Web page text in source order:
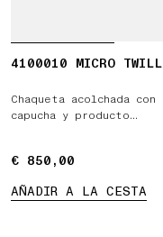
4100010 MICRO TWILL
Chaqueta acolchada con
capucha y producto
€ 850,00
€ 850,00
AÑADIR A LA CESTA